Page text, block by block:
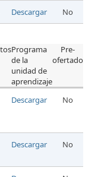
Descargar No
Programa
de la
unidad de
aprendizaje
Pre-
ofertado
Descargar No
Descargar No